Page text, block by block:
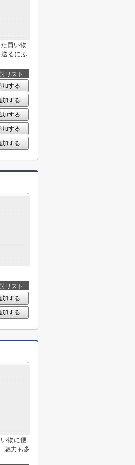
買い物
るにふ
リスト
加する
加する
加する
加する
加する
リスト
加する
加する
物に便
魅力も多